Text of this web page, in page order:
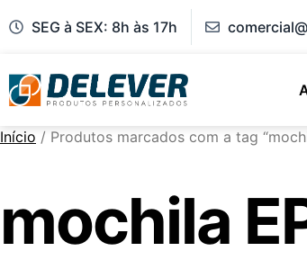
SEG à SEX: 8h às 17h
Início / Produtos marcados com a tag
mochila